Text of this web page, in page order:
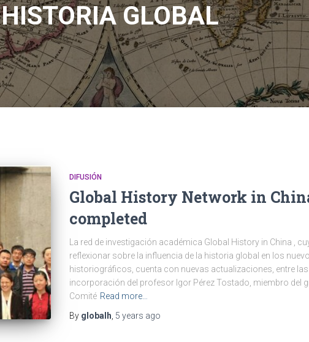
HISTORIA GLOBAL
DIFUSIÓN
Global History Network in
completed
La red de investigación académica Global History in China ,
reflexionar sobre la influencia de la historia global en los
historiográficos, cuenta con nuevas actualizaciones, entre las
incorporación del profesor Igor Pérez Tostado, miembro del
Comité Read more…
By globalh 5 years ago